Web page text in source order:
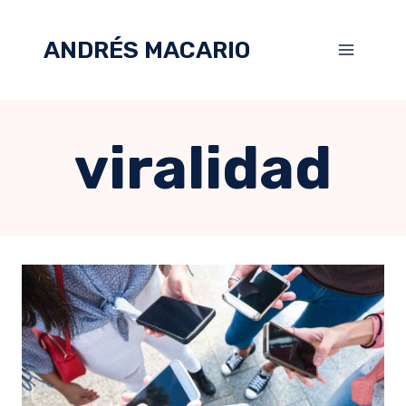
ANDRÉS MACARIO
viralidad